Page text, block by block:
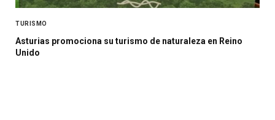
TURISMO
Asturias promociona su turismo de naturaleza en Reino
Unido